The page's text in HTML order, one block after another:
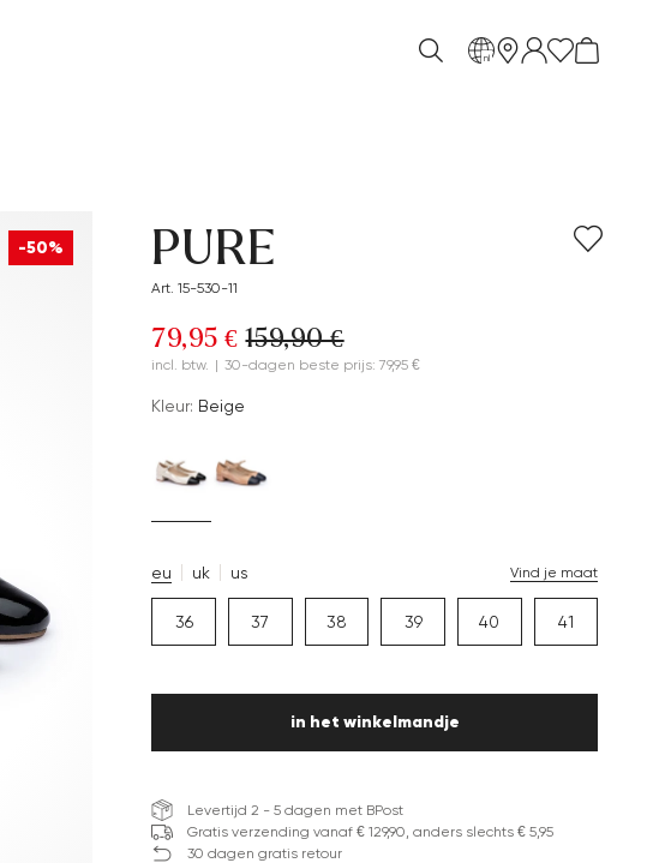
nl
-50% PURE
Art. 15-530-11
79,95 € 159,90 €
incl. btw. | 30-dagen beste prijs: 79,95 €
Kleur: Beige
eu uk us Vind je maat
36 37 38 39 40 41
in het winkelmandje
Levertijd 2 - 5 dagen met BPost
Gratis verzending vanaf € 129,90, anders slechts € 5,95
30 dagen gratis retour